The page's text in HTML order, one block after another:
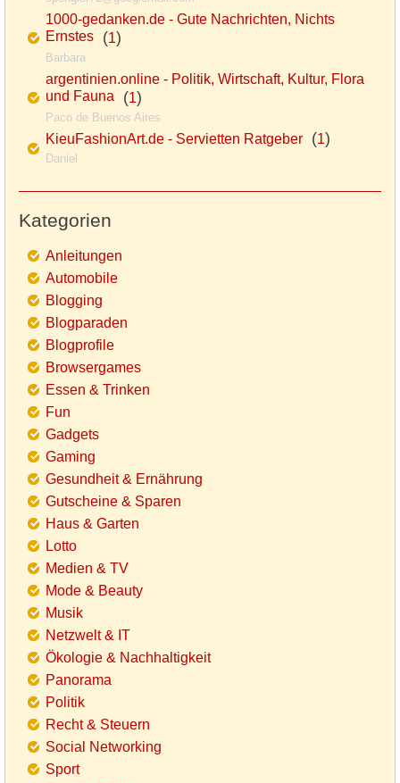
1000-gedanken.de - Gute Nachrichten, Nichts
Ernstes (1)
Barbara
argentinien.online - Politik, Wirtschaft, Kultur, Flora
und Fauna (1)
Paco de Buenos Aires
KieuFashionArt.de - Servietten Ratgeber (1)
Daniel
Kategorien
Anleitungen
Automobile
Blogging
Blogparaden
Blogprofile
Browsergames
Essen & Trinken
Fun
Gadgets
Gaming
Gesundheit & Ernährung
Gutscheine & Sparen
Haus & Garten
Lotto
Medien & TV
Mode & Beauty
Musik
Netzwelt & IT
Ökologie & Nachhaltigkeit
Panorama
Politik
Recht & Steuern
Social Networking
Sport